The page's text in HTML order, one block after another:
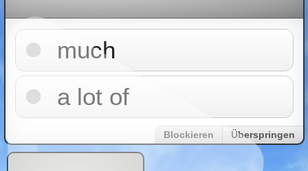
much
a lot of
Blockieren Überspringen